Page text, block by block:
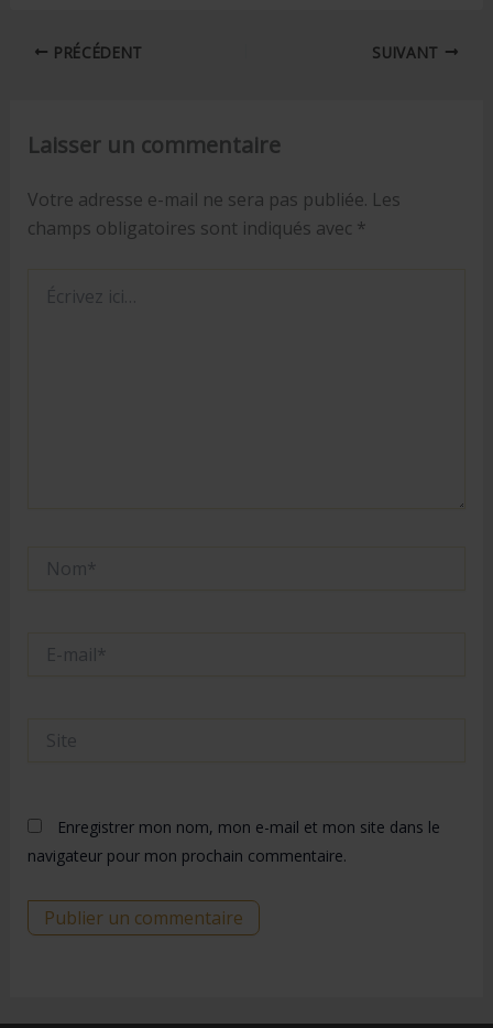
PRÉCÉDENT SUIVANT
Laisser un commentaire
Votre adresse e-mail ne sera pas publiée. Les
champs obligatoires sont indiqués avec *
ici…
mail*
Enregistrer mon nom, mon e-mail et mon site dans le
navigateur pour mon prochain commentaire.